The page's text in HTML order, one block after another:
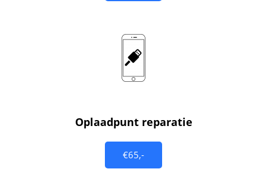
Oplaadpunt reparatie
€65,-